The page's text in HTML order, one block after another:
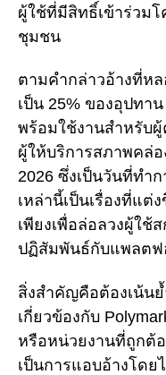
ผู้ใช้ที่มีสิทธิ์เข้าร่วมโ
ชุมชน
ตามคำกล่าวอ้างที่ห
เป็น 25% ของอุปทา
พร้อมใช้งานสำหรับ
ผู้ให้บริการสภาพคล่
2026 ซึ่งเป็นวันที่ทำ
เหล่านี้เป็นเรื่องที่แ
เพียงเพื่อล่อลวงผู้ใช้
ปฏิสัมพันธ์กับแพลตฟ
สิ่งสำคัญคือต้องเน้นย้
เกี่ยวข้องกับ
หรือหน่วยงานที่ถูกต้
เป็นการแอบอ้างโด